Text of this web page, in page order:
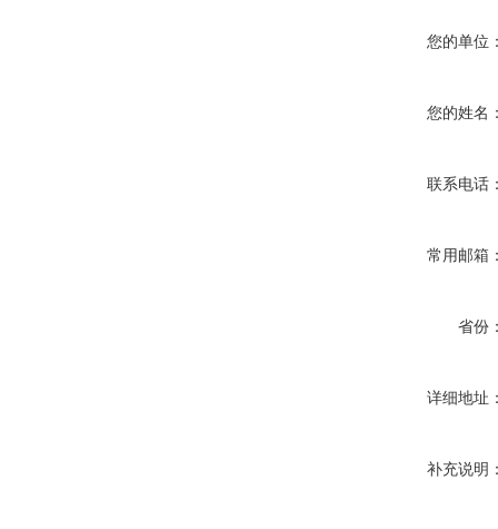
您的单位
您的姓名
联系电话
常用邮箱
省份
详细地址
补充说明